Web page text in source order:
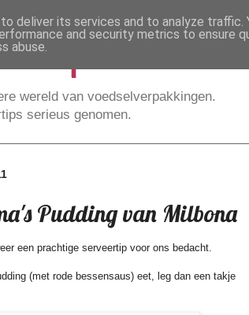
wereld van voedselverpakkingen.
serieus genomen.
Pudding van Milbona
een prachtige serveertip voor ons bedacht.
(met rode bessensaus) eet, leg dan een takje
deliver its services and to analyze traffic.
and security metrics to ensure
abuse.